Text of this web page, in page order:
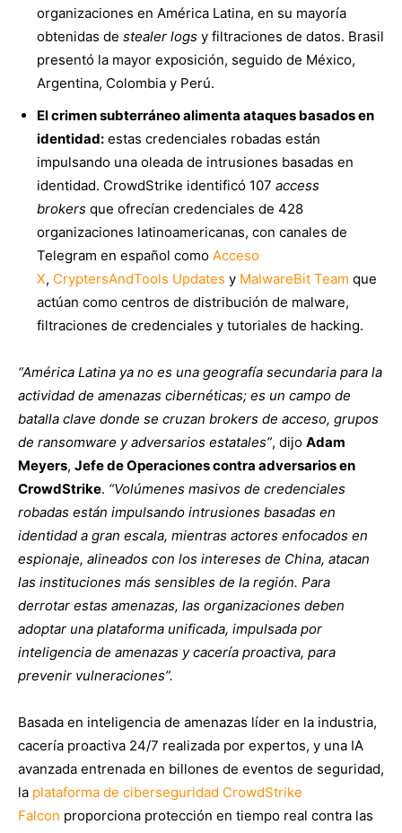
organizaciones en América Latina, en su mayoría
obtenidas de stealer logs y filtraciones de datos. Brasil
presentó la mayor exposición, seguido de México,
Argentina, Colombia y Perú.
El crimen subterráneo alimenta ataques basados en
identidad: estas credenciales robadas están
impulsando una oleada de intrusiones basadas en
identidad. CrowdStrike identificó 107 access
brokers que ofrecían credenciales de 428
organizaciones latinoamericanas, con canales de
Telegram en español como Acceso
X, CryptersAndTools Updates y MalwareBit Team que
actúan como centros de distribución de malware,
filtraciones de credenciales y tutoriales de hacking.
“América Latina ya no es una geografía secundaria para la
actividad de amenazas cibernéticas; es un campo de
batalla clave donde se cruzan brokers de acceso, grupos
de ransomware y adversarios estatales”, dijo Adam
Meyers, Jefe de Operaciones contra adversarios en
CrowdStrike. “Volúmenes masivos de credenciales
robadas están impulsando intrusiones basadas en
identidad a gran escala, mientras actores enfocados en
espionaje, alineados con los intereses de China, atacan
las instituciones más sensibles de la región. Para
derrotar estas amenazas, las organizaciones deben
adoptar una plataforma unificada, impulsada por
inteligencia de amenazas y cacería proactiva, para
prevenir vulneraciones”.
Basada en inteligencia de amenazas líder en la industria,
cacería proactiva 24/7 realizada por expertos, y una IA
avanzada entrenada en billones de eventos de seguridad,
la plataforma de ciberseguridad CrowdStrike
Falcon proporciona protección en tiempo real contra las